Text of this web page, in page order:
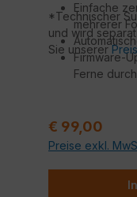
Einfache
mehrerer
Firmware-
Ferne
*Technischer
und wird
Sie unserer
Regulärer
€ 99,00
Preise exkl.